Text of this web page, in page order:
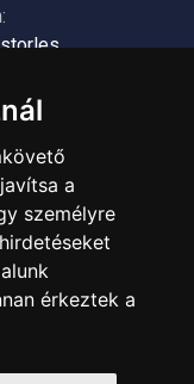
a
személyre
érkeztek a
átutalással